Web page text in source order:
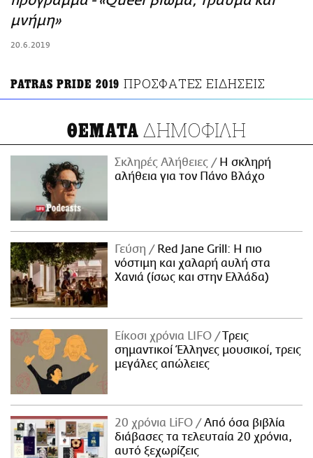
ΑΜΠΑ
μνήμη»
20.6.2019
PATRAS PRIDE 2019 ΠΡΟΣΦΑΤΕΣ ΕΙΔΗΣΕΙΣ
ΘΕΜΑΤΑ ΔΗΜΟΦΙΛΗ
Σκληρές Αλήθειες
H σκληρή
αλήθεια για τον Πάνο Βλάχο
Γεύση
Red Jane Grill: Η πιο
νόστιμη και χαλαρή αυλή στα
Χανιά (ίσως και στην Ελλάδα)
Είκοσι χρόνια LIFO
Tρεις
σημαντικοί Έλληνες μουσικοί, τρεις
μεγάλες απώλειες
20 χρόνια LiFO
Από όσα βιβλία
διάβασες τα τελευταία 20 χρόνια,
αυτό ξεχωρίζεις